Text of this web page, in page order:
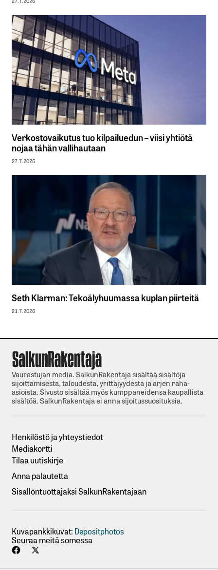
Verkostovaikutus tuo kilpailuedun – viisi yhtiötä
nojaa tähän vallihautaan
27.7.2026
Seth Klarman: Tekoälyhuumassa kuplan piirteitä
21.7.2026
Vaurastujan media. SalkunRakentaja sisältää sisältöjä
sijoittamisesta, taloudesta, yrittäjyydesta ja arjen raha-
asioista. Sivusto sisältää myös kumppaneidensa kaupallista
sisältöä. SalkunRakentaja ei anna sijoitussuosituksia.
Henkilöstö ja yhteystiedot
Mediakortti
Tilaa uutiskirje
Anna palautetta
Sisällöntuottajaksi SalkunRakentajaan
Kuvapankkikuvat: Depositphotos
Seuraa meitä somessa